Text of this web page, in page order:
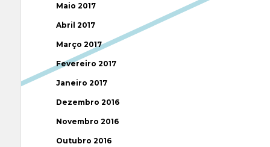
Maio 2017
Abril 2017
Março 2017
Fevereiro 2017
Janeiro 2017
Dezembro 2016
Novembro 2016
Outubro 2016